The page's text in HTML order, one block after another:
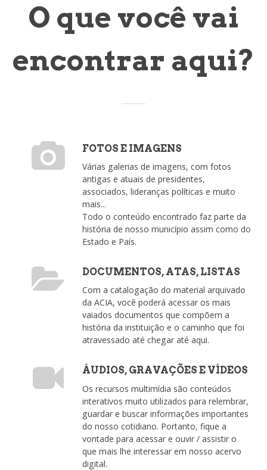
O que você vai
encontrar aqui?
FOTOS E IMAGENS
Várias galerias de imagens, com fotos
antigas e atuais de presidentes,
associados, lideranças políticas e muito
mais...
Todo o conteúdo encontrado faz parte da
história de nosso município assim como do
Estado e País.
DOCUMENTOS, ATAS, LISTAS
Com a catalogação do material arquivado
da ACIA, você poderá acessar os mais
vaiados documentos que compõem a
história da instituição e o caminho que foi
atravessado até chegar até aqui.
ÁUDIOS, GRAVAÇÕES E VÍDEOS
Os recursos multimídia são conteúdos
interativos muito utilizados para relembrar,
guardar e buscar informações importantes
do nosso cotidiano. Portanto, fique a
vontade para acessar e ouvir / assistir o
que mais lhe interessar em nosso acervo
digital.